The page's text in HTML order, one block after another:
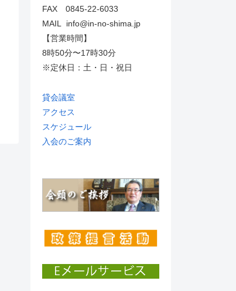
FAX 0845-22-6033
MAIL info@in-no-shima.jp
【営業時間】
8時50分〜17時30分
※定休日：土・日・祝日
貸会議室
アクセス
スケジュール
入会のご案内